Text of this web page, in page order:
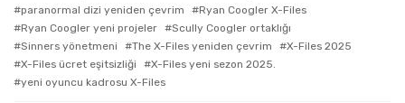
paranormal dizi yeniden çevrim
Ryan Coogler X-Files
Ryan Coogler yeni projeler
Scully Coogler ortaklığı
Sinners yönetmeni
The X-Files yeniden çevrim
X-Files 2025
X-Files ücret eşitsizliği
X-Files yeni sezon 2025.
yeni oyuncu kadrosu X-Files